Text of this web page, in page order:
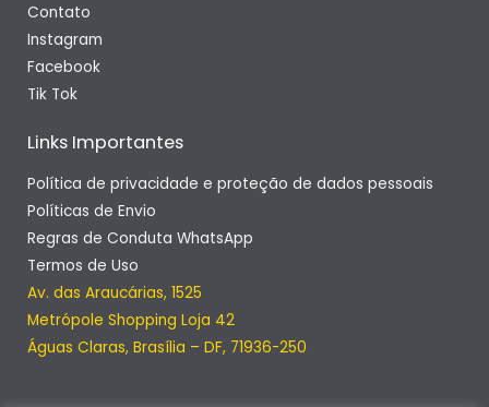
Contato
Instagram
Facebook
Tik Tok
Links Importantes
Política de privacidade e proteção de dados pessoais
Políticas de Envio
Regras de Conduta WhatsApp
Termos de Uso
Av. das Araucárias, 1525
Metrópole Shopping Loja 42
Águas Claras, Brasília – DF, 71936-250